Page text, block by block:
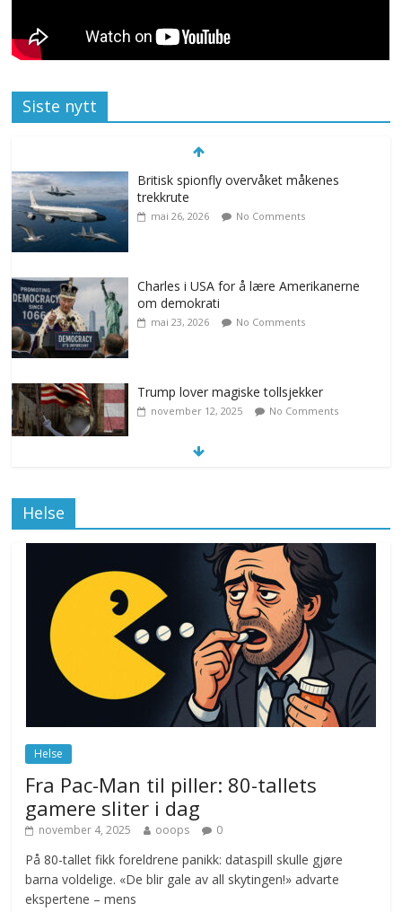
Siste nytt
Britisk spionfly overvåket måkenes
trekkrute
mai 26, 2026 No Comments
Charles i USA for å lære Amerikanerne
om demokrati
mai 23, 2026 No Comments
Trump lover magiske tollsjekker
november 12, 2025 No Comments
Drone stopper flytrafikken i Stockholm,
ekspert mistenker MDG
november 6, 2025 No Comments
Norge innfører nullvisjon for nedbør
juni 23, 2026 No Comments
Helse
Helse
Fra Pac-Man til piller: 80-tallets
gamere sliter i dag
november 4, 2025 ooops 0
På 80-tallet fikk foreldrene panikk: dataspill skulle gjøre
barna voldelige. «De blir gale av all skytingen!» advarte
ekspertene – mens